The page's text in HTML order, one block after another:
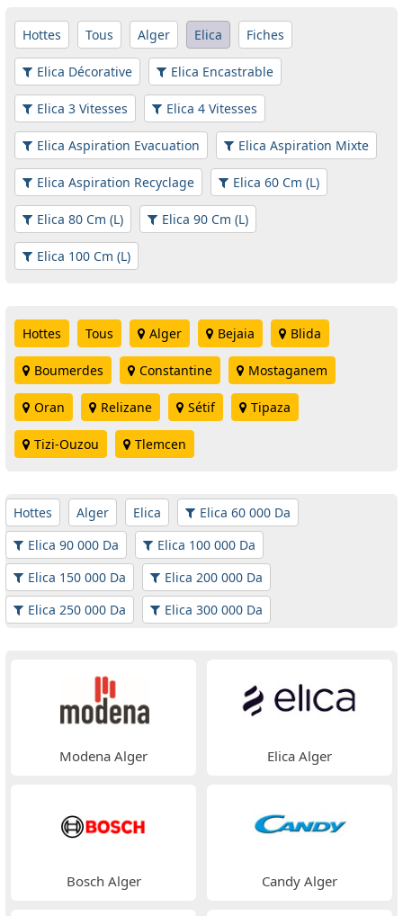
Hottes Tous Alger Elica Fiches
Elica Décorative Elica Encastrable
Elica 3 Vitesses Elica 4 Vitesses
Elica Aspiration Evacuation Elica Aspiration Mixte
Elica Aspiration Recyclage Elica 60 Cm (L)
Elica 80 Cm (L) Elica 90 Cm (L)
Elica 100 Cm (L)
Hottes Tous Alger Bejaia Blida
Boumerdes Constantine Mostaganem
Oran Relizane Sétif Tipaza
Tizi-Ouzou Tlemcen
Hottes Alger Elica
Elica 60 000 Da
Elica 90 000 Da
Elica 100 000 Da
Elica 150 000 Da
Elica 200 000 Da
Elica 250 000 Da
Elica 300 000 Da
Modena Alger Elica Alger
Bosch Alger Candy Alger